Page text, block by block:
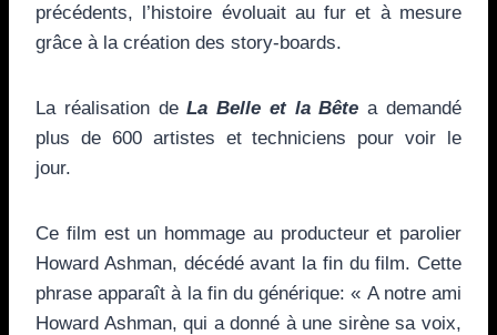
précédents, l’histoire évoluait au fur et à mesure
grâce à la création des story-boards.
La réalisation deLa Belle et la Bête a demandé
plus de 600 artistes et techniciens pour voir le
jour.
Ce film est un hommage au producteur et parolier
Howard Ashman, décédé avant la fin du film. Cette
phrase apparaît à la fin du générique: « A notre ami
Howard Ashman, qui a donné à une sirène sa voix,